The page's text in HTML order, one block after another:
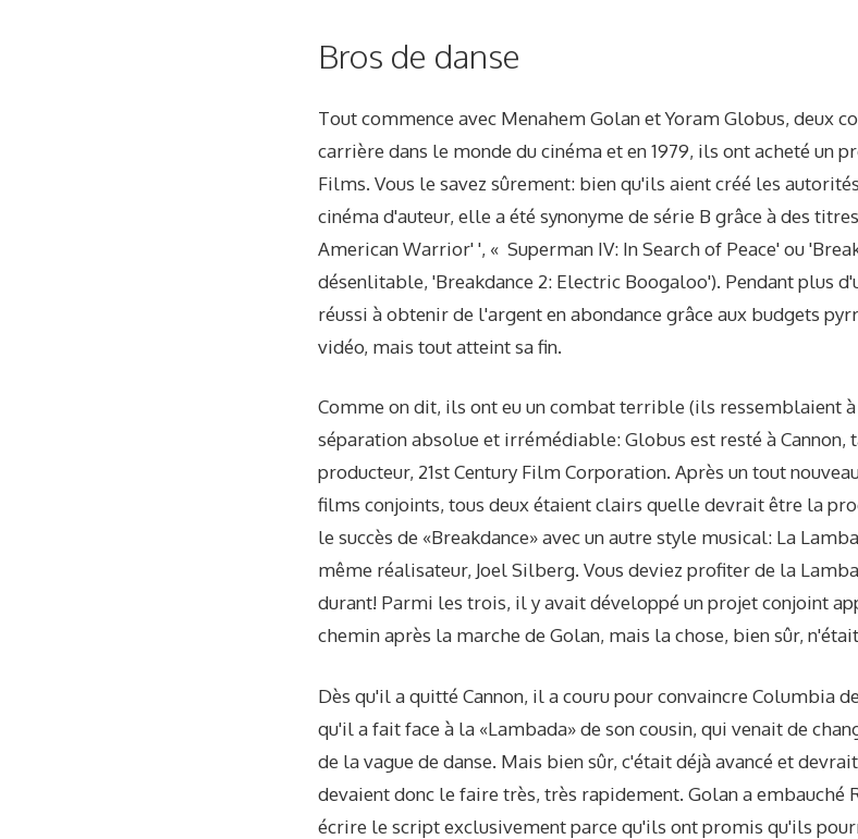
Bros de danse
Tout commence avec Menahem Golan et Yoram Globus, deux
carrière dans le monde du cinéma et en 1979, ils ont acheté un
Films. Vous le savez sûrement: bien qu'ils aient créé les
cinéma d'auteur, elle a été synonyme de série B grâce à des
American Warrior' ', « Superman IV: In Search of Peace' ou
désenlitable, 'Breakdance 2: Electric Boogaloo'). Pendant plus
réussi à obtenir de l'argent en abondance grâce aux budgets
vidéo, mais tout atteint sa fin.
Comme on dit, ils ont eu un combat terrible (ils ressemblaient
séparation absolue et irrémédiable: Globus est resté à Cannon,
producteur, 21st Century Film Corporation. Après un tout
films conjoints, tous deux étaient clairs quelle devrait être la
le succès de «Breakdance» avec un autre style musical: La
même réalisateur, Joel Silberg. Vous deviez profiter de la
durant! Parmi les trois, il y avait développé un projet conjoint
chemin après la marche de Golan, mais la chose, bien sûr,
Dès qu'il a quitté Cannon, il a couru pour convaincre Columbia
qu'il a fait face à la «Lambada» de son cousin, qui venait de
de la vague de danse. Mais bien sûr, c'était déjà avancé et
devaient donc le faire très, très rapidement. Golan a embauché
écrire le script exclusivement parce qu'ils ont promis qu'ils